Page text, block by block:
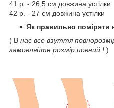
41 р. - 26,5 см довжина устілки
42 р. - 27 см довжина устілки
Як правильно поміряти
( В нас все взуття
замовляйте розмір повний ! )